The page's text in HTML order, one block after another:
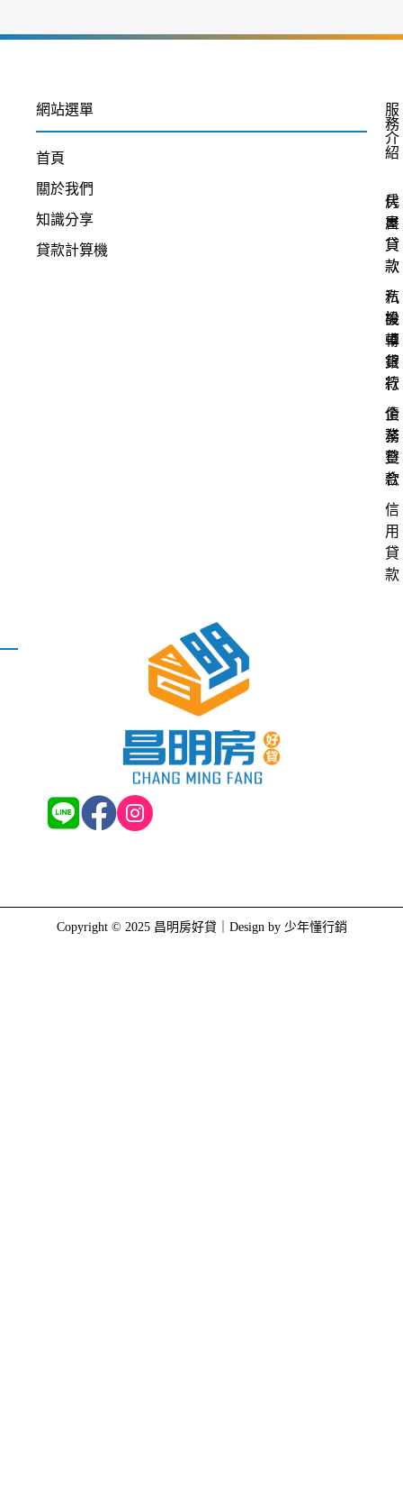
網站選單
首頁
關於我們
知識分享
貸款計算機
服
務
介
紹
房
屋
貸
款
私
設
轉
銀
行
債
務
整
合
信
用
貸
款
代
書
貸
款
汽
機
車
貸
款
企
業
貸
款
Copyright © 2025 昌明房好貸｜Design by 少年懂行銷